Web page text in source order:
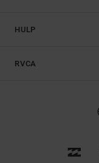
HULP
RVCA